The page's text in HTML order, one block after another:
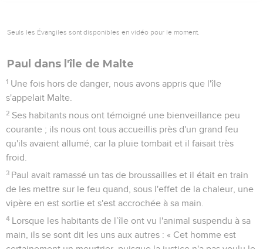
Seuls les Évangiles sont disponibles en vidéo pour le moment.
Paul dans l'île de Malte
1 Une fois hors de danger, nous avons appris que l'île
s'appelait Malte.
2 Ses habitants nous ont témoigné une bienveillance peu
courante ; ils nous ont tous accueillis près d'un grand feu
qu'ils avaient allumé, car la pluie tombait et il faisait très
froid.
3 Paul avait ramassé un tas de broussailles et il était en train
de les mettre sur le feu quand, sous l'effet de la chaleur, une
vipère en est sortie et s'est accrochée à sa main.
4 Lorsque les habitants de l’île ont vu l'animal suspendu à sa
main, ils se sont dit les uns aux autres : « Cet homme est